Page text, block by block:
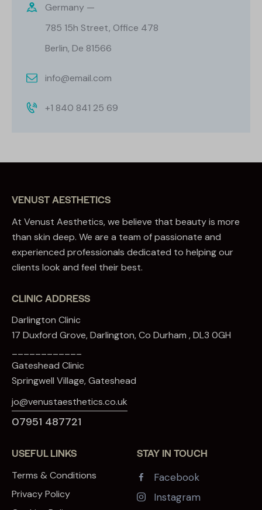
Germany —
785 15h Street, Office 478
Berlin, De 81566
info@email.com
+1 840 841 25 69
VENUST AESTHETICS
At Venust Aesthetics, we believe that beauty is more
than skin deep. We are a team of passionate and
experienced professionals dedicated to helping our
clients look and feel their best.
CLINIC ADDRESS
Darlington Clinic
17 Duxford Grove, Darlington, Co Durham , DL3 0GH
Gateshead Clinic
Springwell Village, Gateshead
jo@venustaesthetics.co.uk
07951 487721
USEFUL LINKS
Terms & Conditions
Privacy Policy
STAY IN TOUCH
Facebook
Instagram